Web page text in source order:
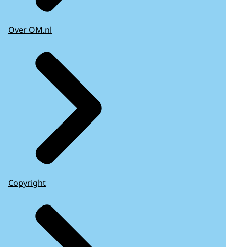
Over OM.nl
Copyright